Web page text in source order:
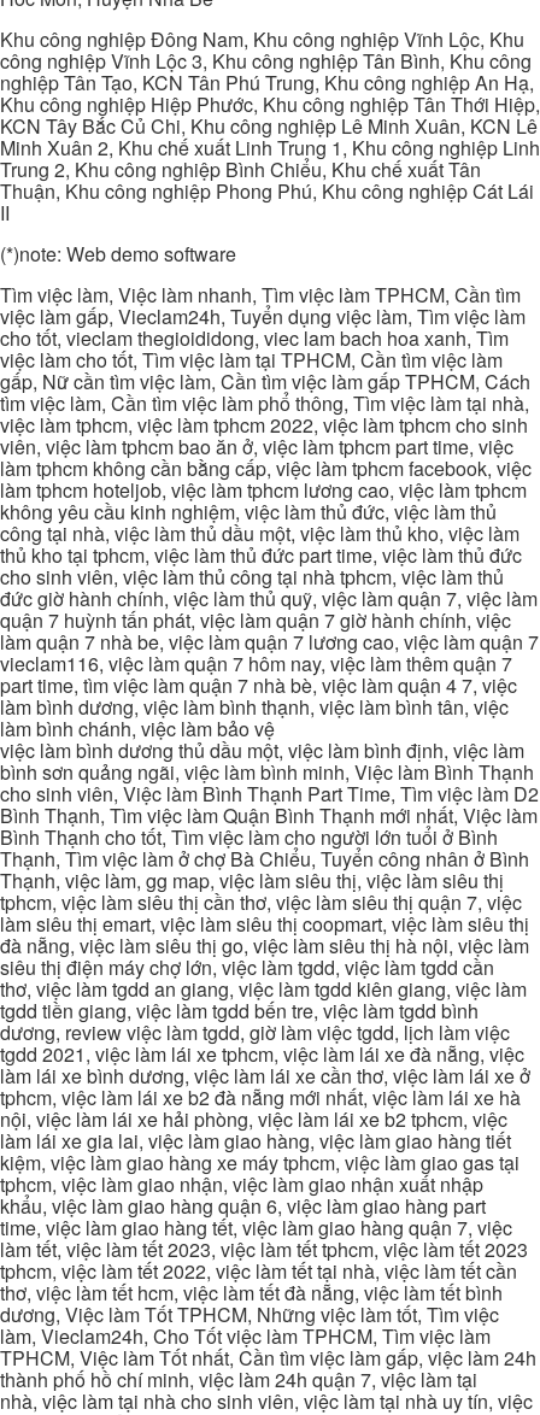
Khu công nghiệp Đông Nam, Khu công nghiệp Vĩnh Lộc, Khu
công nghiệp Vĩnh Lộc 3, Khu công nghiệp Tân Bình, Khu công
nghiệp Tân Tạo, KCN Tân Phú Trung, Khu công nghiệp An Hạ,
Khu công nghiệp Hiệp Phước, Khu công nghiệp Tân Thới Hiệp,
KCN Tây Bắc Củ Chi, Khu công nghiệp Lê Minh Xuân, KCN Lê
Minh Xuân 2, Khu chế xuất Linh Trung 1, Khu công nghiệp Linh
Trung 2, Khu công nghiệp Bình Chiểu, Khu chế xuất Tân
Thuận, Khu công nghiệp Phong Phú, Khu công nghiệp Cát Lái
II
(*)note: Web demo software
Tìm việc làm, Việc làm nhanh, Tìm việc làm TPHCM, Cần tìm
việc làm gấp, Vieclam24h, Tuyển dụng việc làm, Tìm việc làm
cho tốt, vieclam thegioididong, viec lam bach hoa xanh, Tìm
việc làm cho tốt, Tìm việc làm tại TPHCM, Cần tìm việc làm
gấp, Nữ cần tìm việc làm, Cần tìm việc làm gấp TPHCM, Cách
tìm việc làm, Cần tìm việc làm phổ thông, Tìm việc làm tại nhà,
việc làm tphcm, việc làm tphcm 2022, việc làm tphcm cho sinh
viên, việc làm tphcm bao ăn ở, việc làm tphcm part time, việc
làm tphcm không cần bằng cấp, việc làm tphcm facebook, việc
làm tphcm hoteljob, việc làm tphcm lương cao, việc làm tphcm
không yêu cầu kinh nghiệm, việc làm thủ đức, việc làm thủ
công tại nhà, việc làm thủ dầu một, việc làm thủ kho, việc làm
thủ kho tại tphcm, việc làm thủ đức part time, việc làm thủ đức
cho sinh viên, việc làm thủ công tại nhà tphcm, việc làm thủ
đức giờ hành chính, việc làm thủ quỹ, việc làm quận 7, việc làm
quận 7 huỳnh tấn phát, việc làm quận 7 giờ hành chính, việc
làm quận 7 nhà be, việc làm quận 7 lương cao, việc làm quận 7
vieclam116, việc làm quận 7 hôm nay, việc làm thêm quận 7
part time, tìm việc làm quận 7 nhà bè, việc làm quận 4 7, việc
làm bình dương, việc làm bình thạnh, việc làm bình tân, việc
làm bình chánh, việc làm bảo vệ
việc làm bình dương thủ dầu một, việc làm bình định, việc làm
bình sơn quảng ngãi, việc làm bình minh, Việc làm Bình Thạnh
cho sinh viên, Việc làm Bình Thạnh Part Time, Tìm việc làm D2
Bình Thạnh, Tìm việc làm Quận Bình Thạnh mới nhất, Việc làm
Bình Thạnh cho tốt, Tìm việc làm cho người lớn tuổi ở Bình
Thạnh, Tìm việc làm ở chợ Bà Chiểu, Tuyển công nhân ở Bình
Thạnh, việc làm, gg map, việc làm siêu thị, việc làm siêu thị
tphcm, việc làm siêu thị cần thơ, việc làm siêu thị quận 7, việc
làm siêu thị emart, việc làm siêu thị coopmart, việc làm siêu thị
đà nẵng, việc làm siêu thị go, việc làm siêu thị hà nội, việc làm
siêu thị điện máy chợ lớn, việc làm tgdd, việc làm tgdd cần
thơ, việc làm tgdd an giang, việc làm tgdd kiên giang, việc làm
tgdd tiền giang, việc làm tgdd bến tre, việc làm tgdd bình
dương, review việc làm tgdd, giờ làm việc tgdd, lịch làm việc
tgdd 2021, việc làm lái xe tphcm, việc làm lái xe đà nẵng, việc
làm lái xe bình dương, việc làm lái xe cần thơ, việc làm lái xe ở
tphcm, việc làm lái xe b2 đà nẵng mới nhất, việc làm lái xe hà
nội, việc làm lái xe hải phòng, việc làm lái xe b2 tphcm, việc
làm lái xe gia lai, việc làm giao hàng, việc làm giao hàng tiết
kiệm, việc làm giao hàng xe máy tphcm, việc làm giao gas tại
tphcm, việc làm giao nhận, việc làm giao nhận xuất nhập
khẩu, việc làm giao hàng quận 6, việc làm giao hàng part
time, việc làm giao hàng tết, việc làm giao hàng quận 7, việc
làm tết, việc làm tết 2023, việc làm tết tphcm, việc làm tết 2023
tphcm, việc làm tết 2022, việc làm tết tại nhà, việc làm tết cần
thơ, việc làm tết hcm, việc làm tết đà nẵng, việc làm tết bình
dương, Việc làm Tốt TPHCM, Những việc làm tốt, Tìm việc
làm, Vieclam24h, Cho Tốt việc làm TPHCM, Tìm việc làm
TPHCM, Việc làm Tốt nhất, Cần tìm việc làm gấp, việc làm 24h
thành phố hồ chí minh, việc làm 24h quận 7, việc làm tại
nhà, việc làm tại nhà cho sinh viên, việc làm tại nhà uy tín, việc